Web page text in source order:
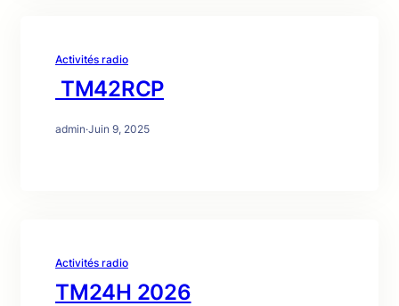
Activités radio
TM42RCP
admin·Juin 9, 2025
Activités radio
TM24H 2026